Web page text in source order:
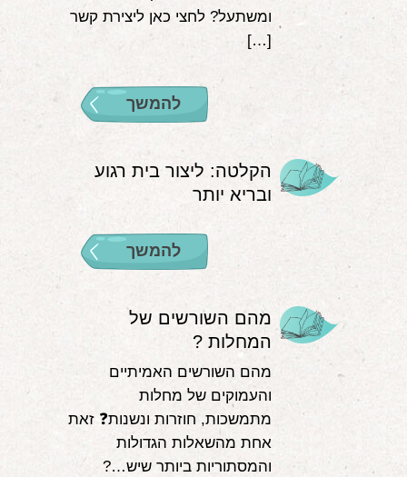
ומשתעל? לחצי כאן ליצירת קשר
[…]
להמשך
הקלטה: ליצור בית רגוע
ובריא יותר
להמשך
מהם השורשים של
המחלות ?
מהם השורשים האמיתיים
והעמוקים של מחלות
מתמשכות, חוזרות ונשנות❓ זאת
אחת מהשאלות הגדולות
והמסתוריות ביותר שיש…?